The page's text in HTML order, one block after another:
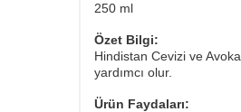
250 ml
Özet Bilgi:
Hindistan Cevizi ve
yardımcı olur.
Ürün Faydaları: